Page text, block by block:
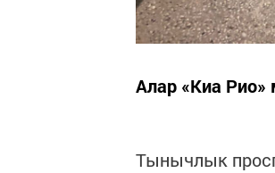
Алар «Киа
Тынычлык